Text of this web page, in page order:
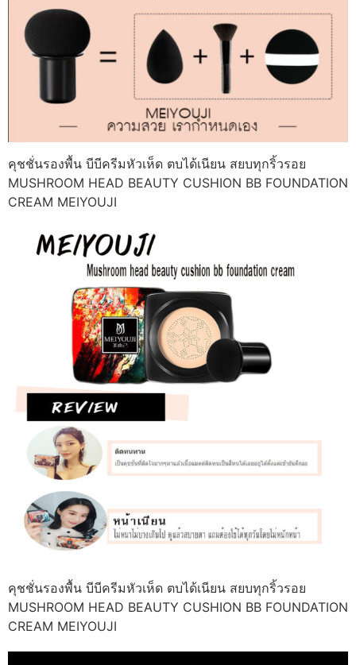
คุชชั่นรองพื้น บีบีครีมหัวเห็ด ตบได้เนียน สยบทุกริ้วรอย
MUSHROOM HEAD BEAUTY CUSHION BB FOUNDATION
CREAM MEIYOUJI
คุชชั่นรองพื้น บีบีครีมหัวเห็ด ตบได้เนียน สยบทุกริ้วรอย
MUSHROOM HEAD BEAUTY CUSHION BB FOUNDATION
CREAM MEIYOUJI